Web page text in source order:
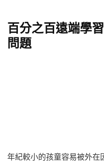
百分之百遠端學
問題
年紀較小的孩童容易被外在